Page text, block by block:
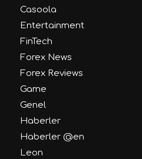
Casoola
Entertainment
FinTech
Forex News
Forex Reviews
Game
Genel
Haberler
Haberler @en
Leon